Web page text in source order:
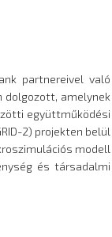
partnereivel való
dolgozott, amelynek
együttműködési
2) projekten belül
modell
és társadalmi